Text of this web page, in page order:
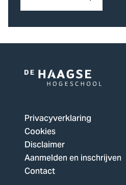
Logo
De
Haagse
Hogeschool,
ga
naar
de
Privacyverklaring
Cookies
Disclaimer
Aanmelden en inschrijven
Contact